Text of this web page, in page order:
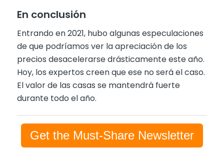
En conclusión
Entrando en 2021, hubo algunas especulaciones
de que podríamos ver la apreciación de los
precios desacelerarse drásticamente este año.
Hoy, los expertos creen que ese no será el caso.
El valor de las casas se mantendrá fuerte
durante todo el año.
Get the Must-Share Newsletter